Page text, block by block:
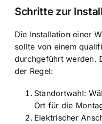
Schritte zur
Die Installation einer
sollte von einem
durchgeführt werden.
der Regel:
Standortwahl:
Ort für die
Elektrischer